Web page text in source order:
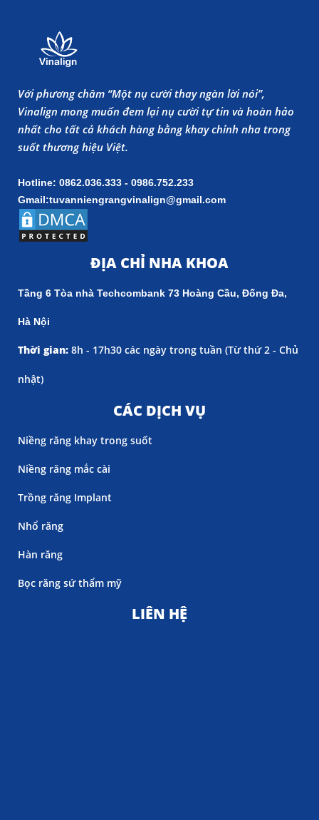
Với phương châm “Một nụ cười thay ngàn lời nói”,
Vinalign mong muốn đem lại nụ cười tự tin và hoàn hảo
nhất cho tất cả khách hàng bằng khay chỉnh nha trong
suốt thương hiệu Việt.
Hotline: 0862.036.333 - 0986.752.233
Gmail:tuvanniengrangvinalign@gmail.com
ĐỊA CHỈ NHA KHOA
Tầng 6 Tòa nhà Techcombank 73 Hoàng Cầu, Đống Đa,
Hà Nội
Thời gian: 8h - 17h30 các ngày trong tuần (Từ thứ 2 - Chủ
nhật)
CÁC DỊCH VỤ
Niềng răng khay trong suốt
Niềng răng mắc cài
Trồng răng Implant
Nhổ răng
Hàn răng
Bọc răng sứ thẩm mỹ
LIÊN HỆ